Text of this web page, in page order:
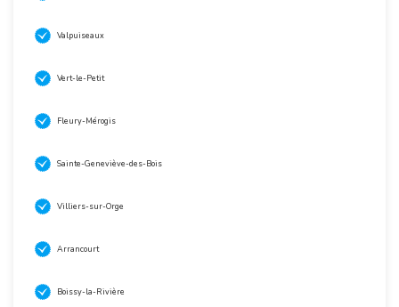
Valpuiseaux
Vert-le-Petit
Fleury-Mérogis
Sainte-Geneviève-des-Bois
Villiers-sur-Orge
Arrancourt
Boissy-la-Rivière